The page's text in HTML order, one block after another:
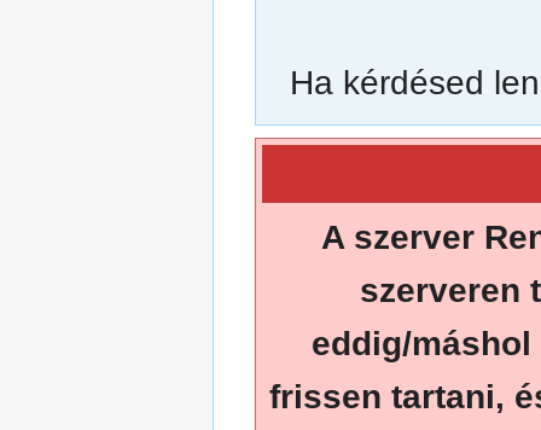
Ha kérdésed
A szerver
szerveren
eddig/
frissen tartani,